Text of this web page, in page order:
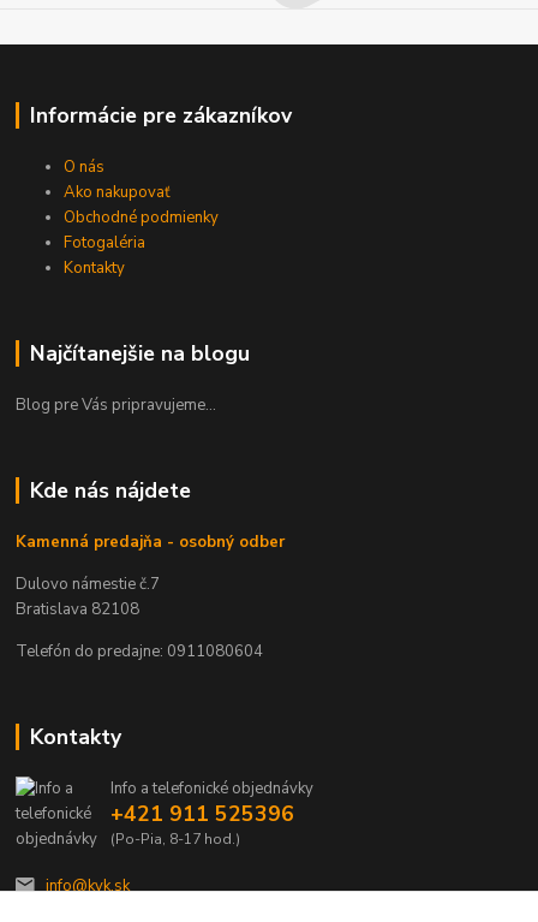
Informácie pre zákazníkov
O nás
Ako nakupovať
Obchodné podmienky
Fotogaléria
Kontakty
Najčítanejšie na blogu
Blog pre Vás pripravujeme...
Kde nás nájdete
Kamenná predajňa - osobný odber
Dulovo námestie č.7
Bratislava 82108
Telefón do predajne: 0911080604
Kontakty
Info a telefonické objednávky
+421 911 525396
(Po-Pia, 8-17 hod.)
info@kvk.sk